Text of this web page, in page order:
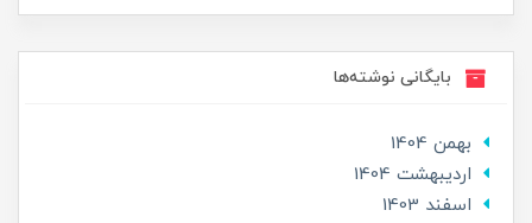
بایگانی نوشته‌ها
بهمن 1404
ارديبهشت 1404
اسفند 1403